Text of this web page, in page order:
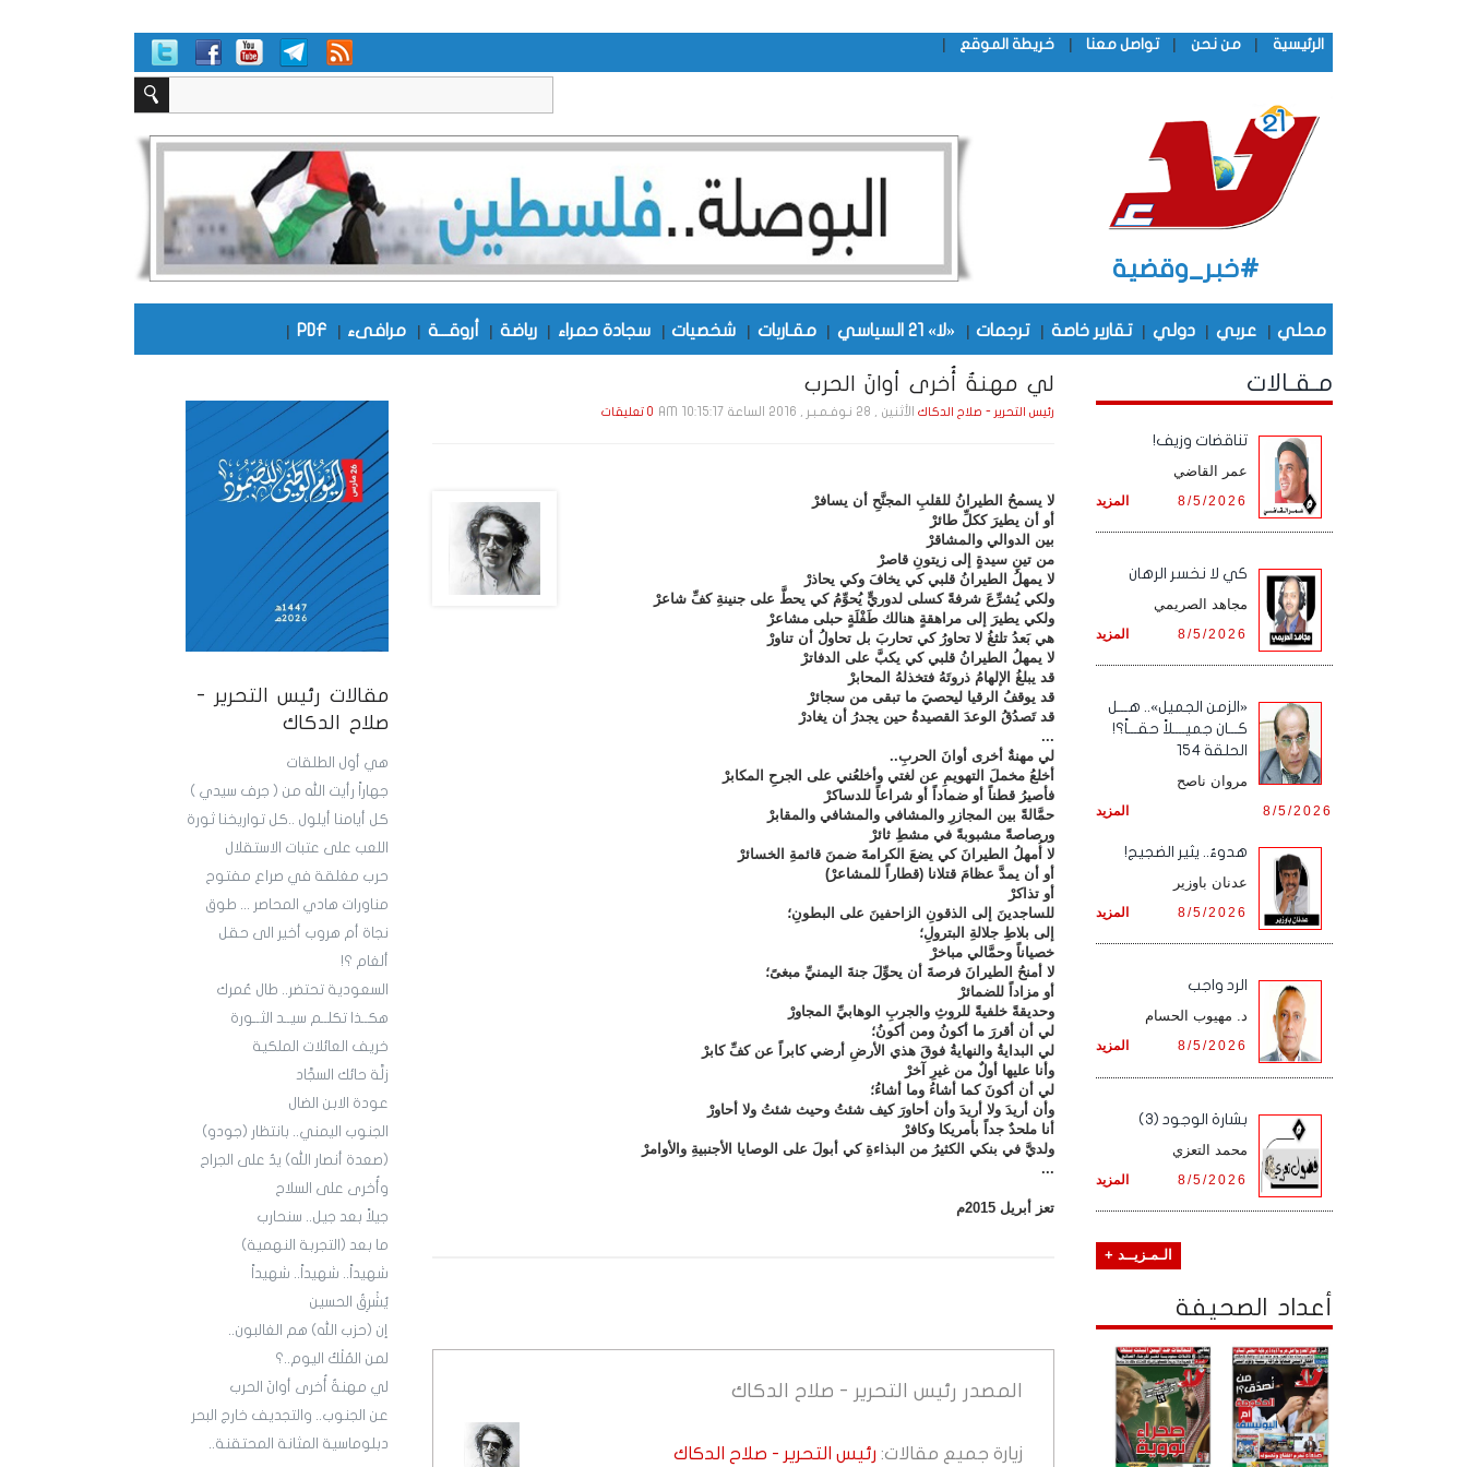
الرئيسية | من نحن | تواصل معنا | خريطة الموقع |
#خبر_وقضية
محلي | عربي | دولي | تقارير خاصة | ترجمات | «لا» 21 السياسي | مقـاربات | شخصيات | سجادة حمراء | رياضة | أروقـــة | مرافىء |
PDF
|
مقالات رئيس التحرير -
صلاح الدكاك
هي أول الطلقات
جهاراً رأيت الله من ( جرف سيدي )
كل أيامنا أيلول ..كل تواريخنا ثورة
اللعب على عتبات الاستقلال
حرب مغلقة في صراع مفتوح
مناورات هادي المحاصر ... طوق
نجاة أم هروب أخير الى حقل
ألغام ؟!
السعودية تحتضر.. طال عُمرك
هكــذا تكلــم سيــد الثــورة
خريف العائلات الملكية
زلَّة حائك السجَّاد
عودة الابن الضال
الجنوب اليمني.. بانتظار (جودو)
(صعدة أنصار الله) يدٌ على الجراح
وأُخرى على السلاح
جيلاً بعد جيل.. سنحارب
ما بعد (التجربة النهمية)
شهيداً.. شهيداً.. شهيداً
يُشْرِقُ الحسين
إن (حزب الله) هم الغالبون..
لمن المُلْكُ اليوم..؟
لي مهنةٌ أُخرى أوانَ الحرب
عن الجنوب.. والتجديف خارج البحر
دبلوماسية المثانة المحتقنة..
لي مهنةٌ أُخرى أوانَ الحرب
رئيس التحرير - صلاح الدكاكالأثنين , 28 نـوفـمـبـر , 2016 الساعة 10:15:17 AM 0 تعليقات
لا يسمحُ الطيرانُ للقلبِ المجنَّحِ أن يسافرْ
أو أن يطيرَ ككلِّ طائرْ
بين الدوالي والمشاقرْ
من تينِ سيدةٍ إلى زيتونِ قاصرْ
لا يمهلُ الطيرانُ قلبي كي يخافَ وكي يحاذرْ
ولكي يُشرِّعَ شرفةً كسلى لدوريٍّ يُحوِّمُ كي يحطَّ على جنينةِ كفِّ شاعرْ
ولكي يطيرَ إلى مراهقةٍ هنالك طَفْلَةٍ حبلى مشاعرْ
هي بَعدُ تلثغُ لا تحاورُ كي تحاربَ بل تحاولُ أن تناورْ
لا يمهلُ الطيرانُ قلبي كي يكبَّ على الدفاترْ
قد يبلغُ الإلهامُ ذروتَهُ فتخذلهُ المحابرْ
قد يوقفُ الرقيا ليحصيَ ما تبقى من سجائرْ
قد تَصدُقُ الوعدَ القصيدةُ حين يجدرُ أن يغادرْ
...
لي مهنةٌ أخرى أوانَ الحربِ..
أخلعُ مخملَ التهويمِ عن لغتي وأخلعُني على الجرحِ المكابرْ
فأصيرُ قطناً أو ضماداً أو شراعاً للدساكرْ
حمَّالةً بين المجازرِ والمشافي والمشافي والمقابرْ
ورصاصةً مشبوبةً في مشطِ ثائرْ
لا أُمهلُ الطيرانَ كي يضعَ الكرامةَ ضمنَ قائمةِ الخسائرْ
أو أن يمدَّ عظامَ قتلانا (قطاراً للمشاعرْ)
أو تذاكرْ
للساجدينَ إلى الذقونِ الزاحفينَ على البطونِ؛
إلى بلاطِ جلالةِ البترولِ؛
خصياناً وحمَّالي مباخرْ
لا أمنحُ الطيرانَ فرصةَ أن يحوِّلَ جنةَ اليمنيِّ مبغىً؛
أو مزاداً للضمائرْ
وحديقةً خلفيةً للروثِ والجربِ الوهابيِّ المجاورْ
لي أن أقررَ ما أكونُ ومن أكونُ؛
لي البدايةُ والنهايةُ فوقَ هذي الأرضِ أرضي كابراً عن كفِّ كابرْ
وأنا عليها أولٌ من غيرِ آخرْ
لي أن أكونَ كما أشاءُ وما أشاءُ؛
وأن أريدَ ولا أريدَ وأن أحاورَ كيف شئتُ وحيث شئتُ ولا أحاورْ
أنا ملحدٌ جداً بأمريكا وكافرْ
ولديَّ في بنكي الكثيرُ من البذاءةِ كي أبولَ على الوصايا الأجنبيةِ والأوامرْ
...
تعز أبريل 2015م
المصدر رئيس التحرير - صلاح الدكاك
زيارة جميع مقالات: رئيس التحرير - صلاح الدكاك
مـقـالات
تناقضات وزيف!
عمر القاضي
المزيد 8/5/2026
كي لا نخسر الرهان
مجاهد الصريمي
المزيد 8/5/2026
«الزمن الجميل».. هـــل
كـــان جميــــلاً حقـــاً؟!
الحلقة 154
مروان ناصح
المزيد 8/5/2026
هدوءٌ.. يثير الضجيج!
عدنان باوزير
المزيد 8/5/2026
الرد واجب
د. مهيوب الحسام
المزيد 8/5/2026
بشارة الوجود (3)
محمد التعزي
المزيد 8/5/2026
الـمـزيــد +
أعداد الصحيفة